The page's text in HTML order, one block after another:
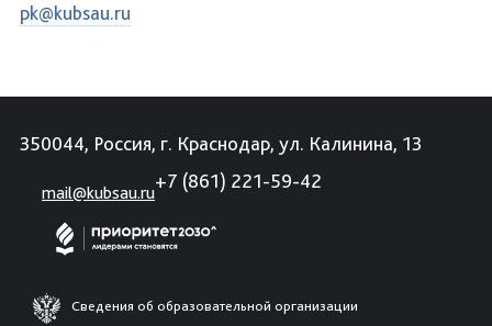
pk@kubsau.ru
350044, Россия, г. Краснодар, ул. Калинина, 13
mail@kubsau.ru
+7 (861) 221-59-42
Сведения об образовательной организации